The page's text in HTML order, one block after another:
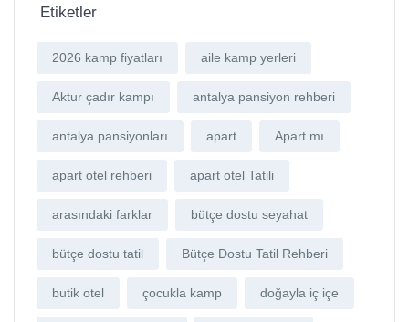
Etiketler
2026 kamp fiyatları aile kamp yerleri
Aktur çadır kampı antalya pansiyon rehberi
antalya pansiyonları apart Apart mı
apart otel rehberi apart otel Tatili
arasındaki farklar bütçe dostu seyahat
bütçe dostu tatil Bütçe Dostu Tatil Rehberi
butik otel çocukla kamp doğayla iç içe